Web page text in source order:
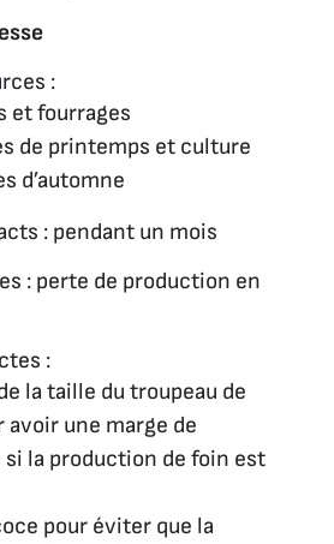
:
et fourrages
de printemps et culture
d’automne
: pendant un mois
: perte de production en
:
la taille du troupeau de
avoir une marge de
la production de foin est
pour éviter que la